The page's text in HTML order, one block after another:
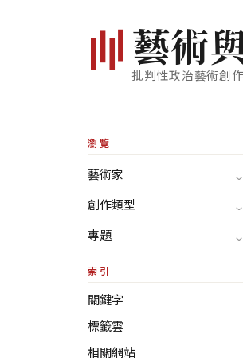
藝術
批判性政治藝術創
瀏覽
藝術家
創作類型
專題
索引
關鍵字
標籤雲
相關網站